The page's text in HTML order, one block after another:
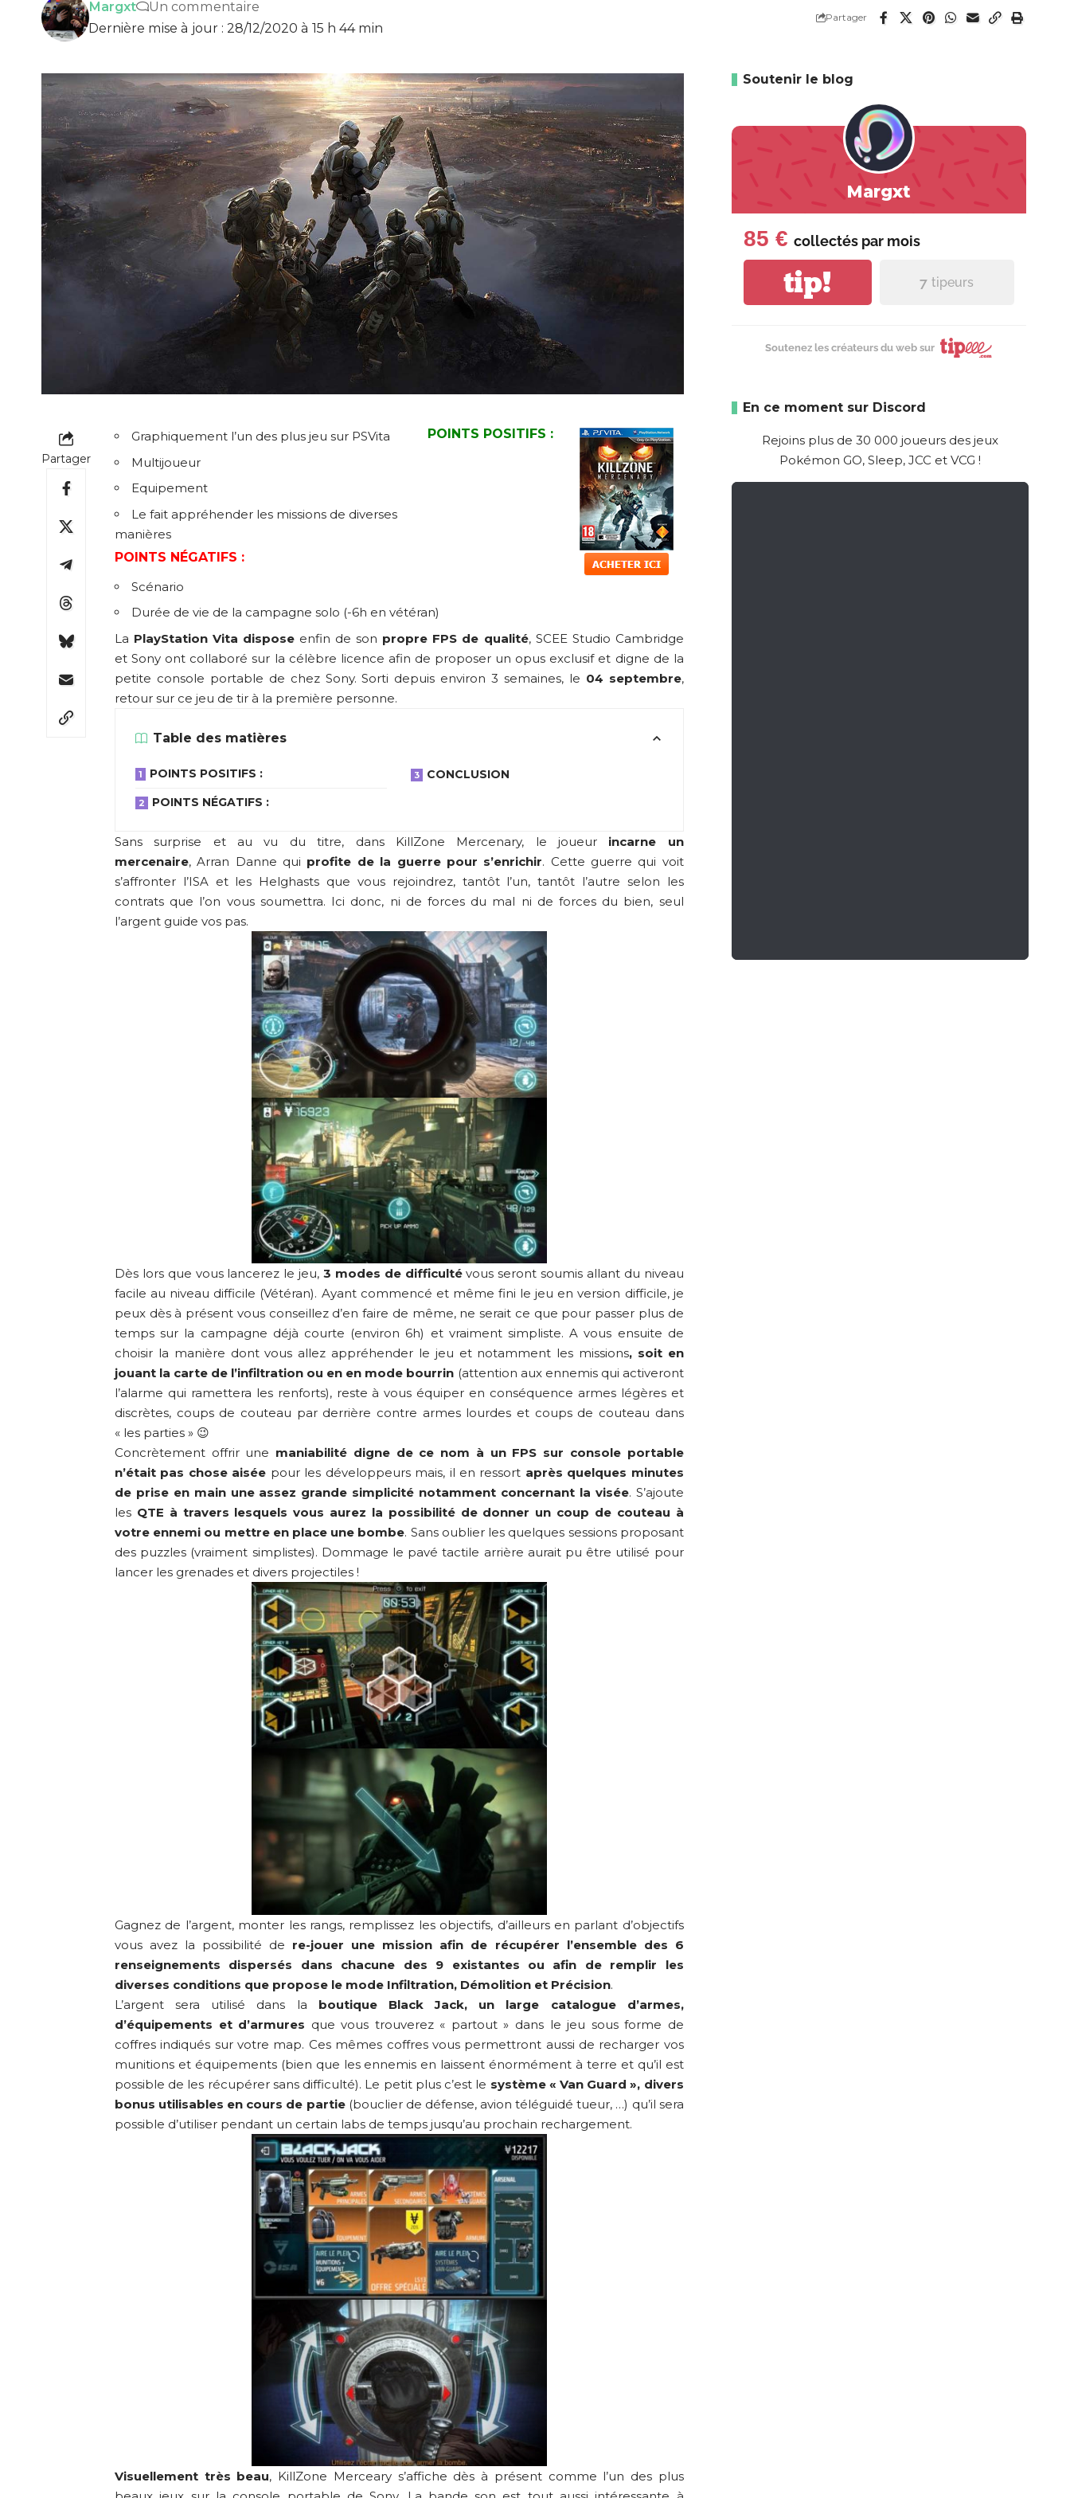
Dernière mise à jour : 28/12/2020 à 15 h 44 min
Margxt Un commentaire
Partager
Partager
POINTS POSITIFS :
Graphiquement l’un des plus jeu sur PSVita
Multijoueur
Equipement
Le fait appréhender les missions de diverses
manières
POINTS NÉGATIFS :
Scénario
Durée de vie de la campagne solo (-6h en vétéran)
La PlayStation Vita dispose enfin de son propre FPS de qualité, SCEE Studio Cambridge
et Sony ont collaboré sur la célèbre licence afin de proposer un opus exclusif et digne de la
petite console portable de chez Sony. Sorti depuis environ 3 semaines, le 04 septembre,
retour sur ce jeu de tir à la première personne.
Table des matières
POINTS POSITIFS :
POINTS NÉGATIFS :
CONCLUSION
Sans surprise et au vu du titre, dans KillZone Mercenary, le joueurincarne un
mercenaire, Arran Danne qui profite de la guerre pour s’enrichir. Cette guerre qui voit
s’affronter l’ISA et les Helghasts que vous rejoindrez, tantôt l’un, tantôt l’autre selon les
contrats que l’on vous soumettra. Ici donc, ni de forces du mal ni de forces du bien, seul
l’argent guide vos pas.
Dès lors que vous lancerez le jeu, 3 modes de difficultévous seront soumis allant du niveau
facile au niveau difficile (Vétéran). Ayant commencé et même fini le jeu en version difficile, je
peux dès à présent vous conseillez d’en faire de même, ne serait ce que pour passer plus de
temps sur la campagne déjà courte (environ 6h) et vraiment simpliste. A vous ensuite de
choisir la manière dont vous allez appréhender le jeu et notamment les missions, soit en
jouant la carte de l’infiltration ou en en mode bourrin (attention aux ennemis qui activeront
l’alarme qui ramettera les renforts), reste à vous équiper en conséquence armes légères et
discrètes, coups de couteau par derrière contre armes lourdes et coups de couteau dans
« les parties » 😉
Concrètement offrir une maniabilité digne de ce nom à un FPS sur console portable
n’était pas chose aisée pour les développeurs mais, il en ressort après quelques minutes
de prise en main une assez grande simplicité notamment concernant la visée. S’ajoute
les QTE à travers lesquels vous aurez la possibilité de donner un coup de couteau à
votre ennemi ou mettre en place une bombe. Sans oublier les quelques sessions proposant
des puzzles (vraiment simplistes). Dommage le pavé tactile arrière aurait pu être utilisé pour
lancer les grenades et divers projectiles !
Gagnez de l’argent, monter les rangs, remplissez les objectifs, d’ailleurs en parlant d’objectifs
vous avez la possibilité de re-jouer une mission afin de récupérer l’ensemble des 6
renseignements dispersés dans chacune des 9 existantes ou afin de remplir les
diverses conditions que propose le mode Infiltration, Démolition et Précision.
L’argent sera utilisé dans la boutique Black Jack, un large catalogue d’armes,
d’équipements et d’armures que vous trouverez « partout » dans le jeu sous forme de
coffres indiqués sur votre map. Ces mêmes coffres vous permettront aussi de recharger vos
munitions et équipements (bien que les ennemis en laissent énormément à terre et qu’il est
possible de les récupérer sans difficulté). Le petit plus c’est le système « Van Guard », divers
bonus utilisables en cours de partie(bouclier de défense, avion téléguidé tueur, …) qu’il sera
possible d’utiliser pendant un certain labs de temps jusqu’au prochain rechargement.
Visuellement très beau, KillZone Merceary s’affiche dès à présent comme l’un des plus
Soutenir le blog
Margxt
85 € collectés par mois
tip! 7 tipeurs
Soutenez les créateurs du web sur
En ce moment sur Discord
Rejoins plus de 30 000 joueurs des jeux
Pokémon GO, Sleep, JCC et VCG !